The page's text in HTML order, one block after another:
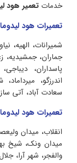
خدمات تعمیر هود
تعمیرات هود
شمیرانات، الهیه،
جماران، جمشیدیه،
پاسداران،
اندرزگو،
سعادت آباد، آتی ساز
تعمیرات هود
انقلاب، میدان
میدان ونک، شیخ
والفجر، شهر آرا،